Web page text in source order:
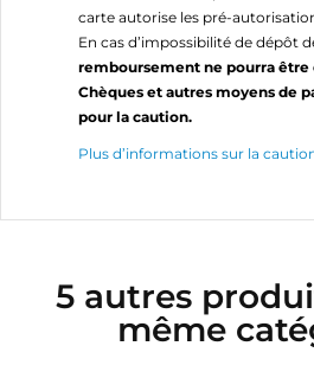
carte autorise les pré-
En cas d’impossibilité de dépôt
remboursement ne pourra
Chèques et autres moyens de
pour la caution.
Plus d’informations sur la
5 autres
même